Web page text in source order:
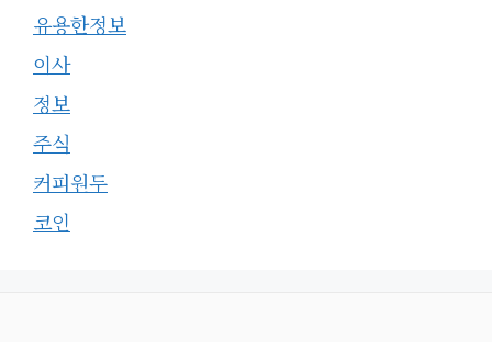
유용한정보
이사
정보
주식
커피원두
코인